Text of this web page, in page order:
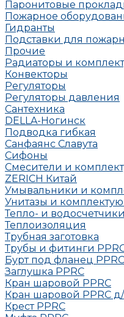
Паронитовые
Пожарное
Гидранты
Подставки для
Прочие
Радиаторы и
Конвекторы
Регуляторы
Регуляторы давления
Сантехника
DELLA-Ногинск
Подводка гибкая
Санфаянс Славута
Сифоны
Смесители и
ZERICH Китай
Умывальники и
Унитазы и
Тепло- и водосчетчики
Теплоизоляция
Трубная заготовка
Трубы и фитинги
Бурт под фланец РРRC
Заглушка РРRC
Кран шаровой PPRC
Кран шаровой PPRC
Крест PPRC